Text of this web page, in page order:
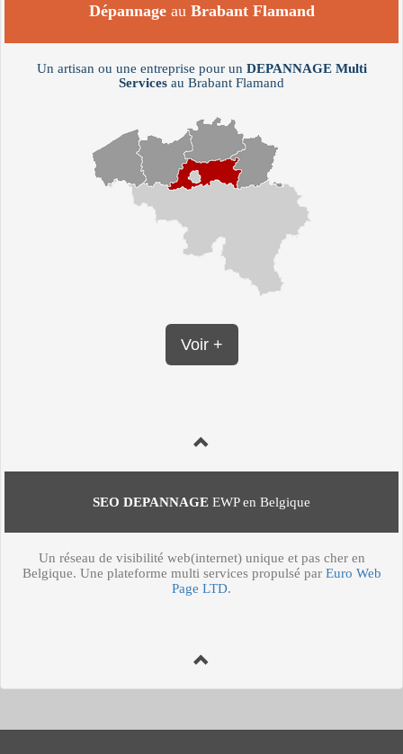
Dépannage au Brabant Flamand
Un artisan ou une entreprise pour un DEPANNAGE Multi
Services au Brabant Flamand
Voir +
SEO DEPANNAGE EWP en Belgique
Un réseau de visibilité web(internet) unique et pas cher en
Belgique. Une plateforme multi services propulsé par Euro Web
Page LTD.